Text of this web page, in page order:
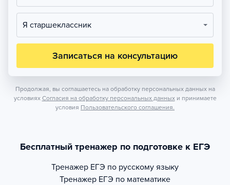
Я старшеклассник
Записаться на консультацию
Продолжая, вы соглашаетесь на обработку персональных данных на
условиях Согласия на обработку персональных данных и принимаете
условия Пользовательского соглашения.
Бесплатный тренажер по подготовке к ЕГЭ
Тренажер ЕГЭ по русскому языку
Тренажер ЕГЭ по математике